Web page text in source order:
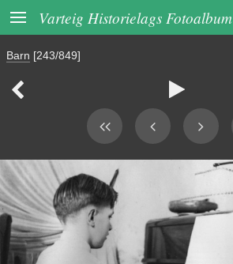
 Varteig Historielags Fotoalbum
Barn [243/849]
 